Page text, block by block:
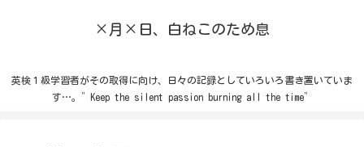
×月×日、白ねこのため息
英検１級学習者がその取得に向け、日々の記録としていろいろ書き置いていま
す…。”Keep the silent passion burning all the time”